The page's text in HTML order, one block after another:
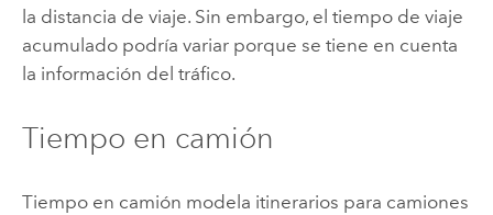
la distancia de viaje. Sin embargo, el tiempo de viaje
acumulado podría variar porque se tiene en cuenta
la información del tráfico.
Tiempo en camión
Tiempo en camión modela itinerarios para camiones